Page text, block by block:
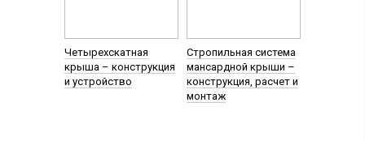
Четырехскатная
крыша – конструкция
и устройство
Стропильная система
мансардной крыши –
конструкция, расчет и
монтаж